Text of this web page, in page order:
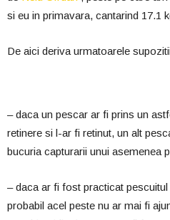
si eu in primavara, cantarind 17.1
De aici deriva urmatoarele
– daca un pescar ar fi prins un
retinere si l-ar fi retinut, un alt
bucuria capturarii unui asemenea
– daca ar fi fost practicat
probabil acel peste nu ar mai fi